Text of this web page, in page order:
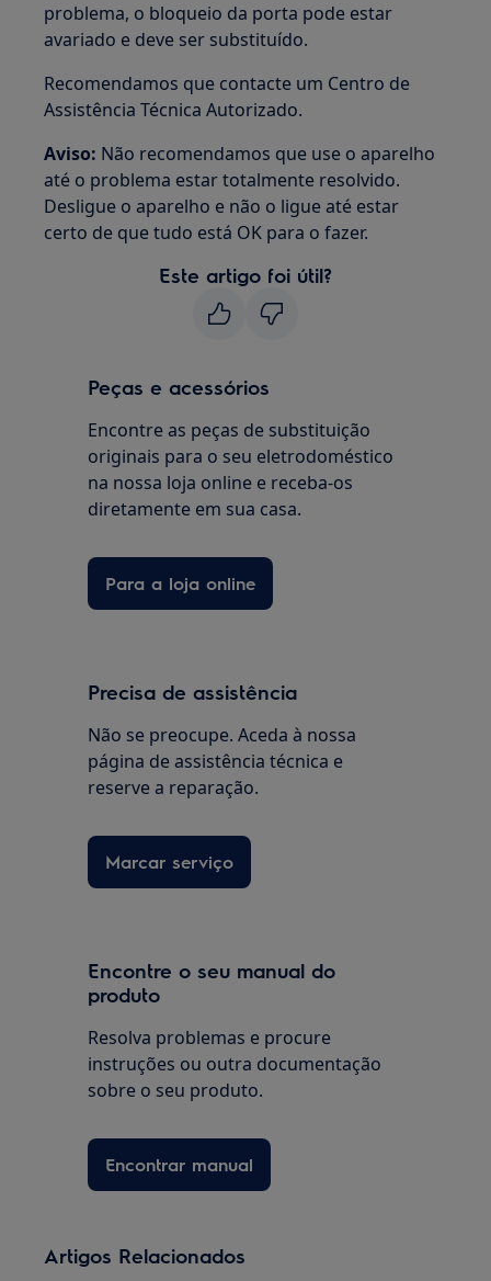
problema, o bloqueio da porta pode estar
avariado e deve ser substituído.
Recomendamos que contacte um Centro de
Assistência Técnica Autorizado.
Aviso: Não recomendamos que use o aparelho
até o problema estar totalmente resolvido.
Desligue o aparelho e não o ligue até estar
certo de que tudo está OK para o fazer.
Este artigo foi útil?
Peças e acessórios
Encontre as peças de substituição
originais para o seu eletrodoméstico
na nossa loja online e receba-os
diretamente em sua casa.
Para a loja online
Precisa de assistência
Não se preocupe. Aceda à nossa
página de assistência técnica e
reserve a reparação.
Marcar serviço
Encontre o seu manual do
produto
Resolva problemas e procure
instruções ou outra documentação
sobre o seu produto.
Encontrar manual
Artigos Relacionados